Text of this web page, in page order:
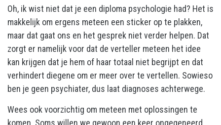
Oh, ik wist niet dat je een diploma psychologie had? Het is
makkelijk om ergens meteen een sticker op te plakken,
maar dat gaat ons en het gesprek niet verder helpen. Dat
zorgt er namelijk voor dat de verteller meteen het idee
kan krijgen dat je hem of haar totaal niet begrijpt en dat
verhindert diegene om er meer over te vertellen. Sowieso
ben je geen psychiater, dus laat diagnoses achterwege.
Wees ook voorzichtig om meteen met oplossingen te
komen. Soms willen we gewoon een keer ongegeneerd